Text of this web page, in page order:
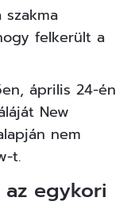
felkerült a
április 24-én
New
nem
t.
egykori